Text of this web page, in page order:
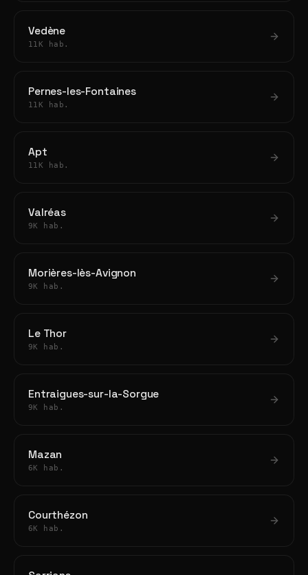
Vedène
11K hab.
Pernes-les-Fontaines
11K hab.
Apt
11K hab.
Valréas
9K hab.
Morières-lès-Avignon
9K hab.
Le Thor
9K hab.
Entraigues-sur-la-Sorgue
9K hab.
Mazan
6K hab.
Courthézon
6K hab.